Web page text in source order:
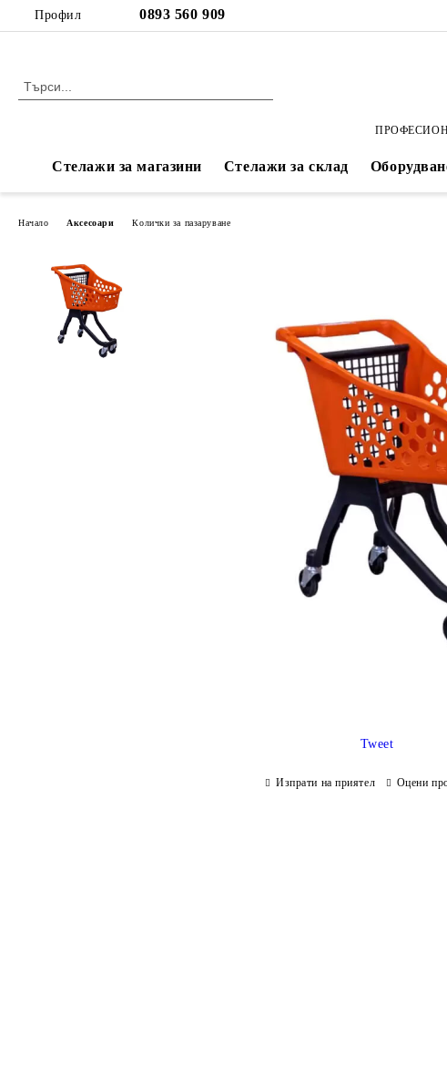
Профил
Стелажи за магазини Стелажи за склад
Начало Аксесоари Колички за пазаруване
Tweet
Изпрати на приятел Оцени